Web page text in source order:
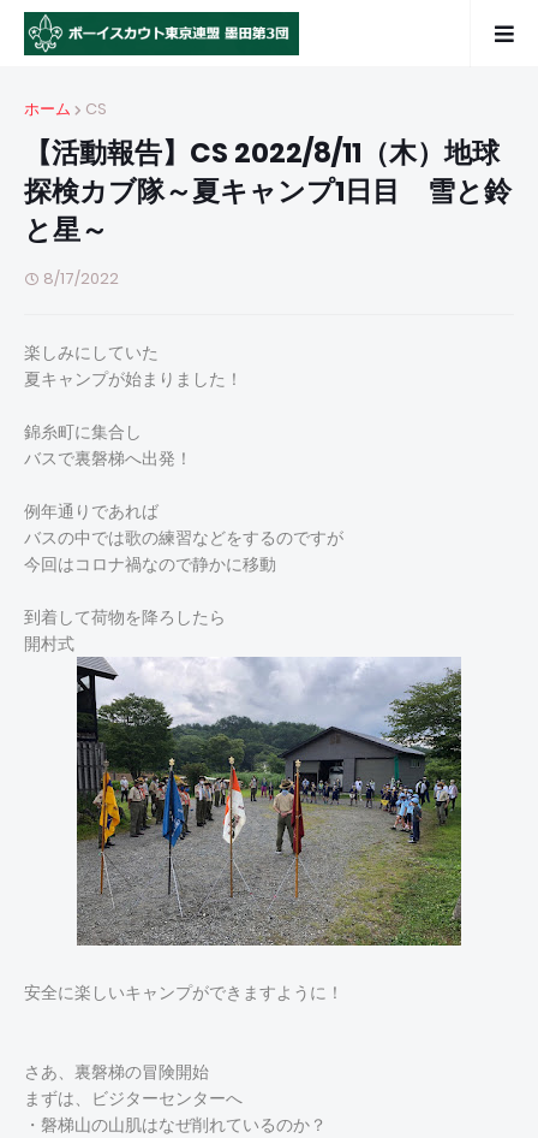
ホーム CS
【活動報告】CS 2022/8/11（木）地球
探検カブ隊～夏キャンプ1日目 雪と鈴
と星～
8/17/2022
楽しみにしていた
夏キャンプが始まりました！
錦糸町に集合し
バスで裏磐梯へ出発！
例年通りであれば
バスの中では歌の練習などをするのですが
今回はコロナ禍なので静かに移動
到着して荷物を降ろしたら
開村式
安全に楽しいキャンプができますように！
さあ、裏磐梯の冒険開始
まずは、ビジターセンターへ
・磐梯山の山肌はなぜ削れているのか？